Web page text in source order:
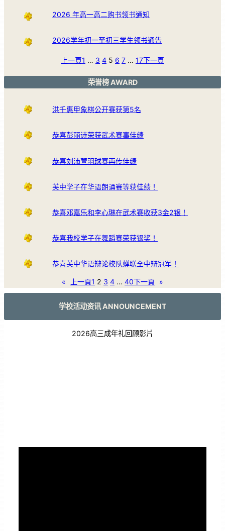
2026 年高一高二购书领书通知
2026学年初一至初三学生领书通告
上一頁1 … 3 4 5 6 7 … 17下一頁
荣誉榜 AWARD
洪千惠甲象棋公开赛获第5名
恭喜彭丽诗荣获武术赛事佳绩
恭喜刘沛萱羽球赛再传佳绩
芙中学子在华语朗诵赛等获佳绩！
恭喜邓嘉乐和李心琳在武术赛收获3金2银！
恭喜我校学子在舞蹈赛荣获银奖！
恭喜芙中华语辩论校队蝉联全中辩冠军！
« 上一頁1 2 3 4 … 40下一頁 »
学校活动资讯 ANNOUNCEMENT
2026高三成年礼回顾影片